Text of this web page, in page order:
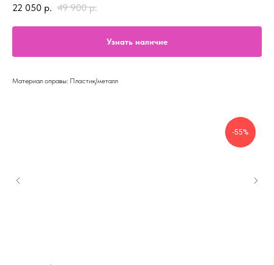
22 050 р. 49 900 р.
Узнать наличие
Материал оправы: Пластик/металл
-55%